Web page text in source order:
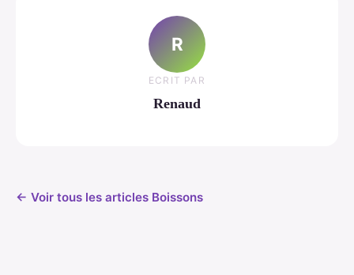
R
ECRIT PAR
Renaud
← Voir tous les articles Boissons